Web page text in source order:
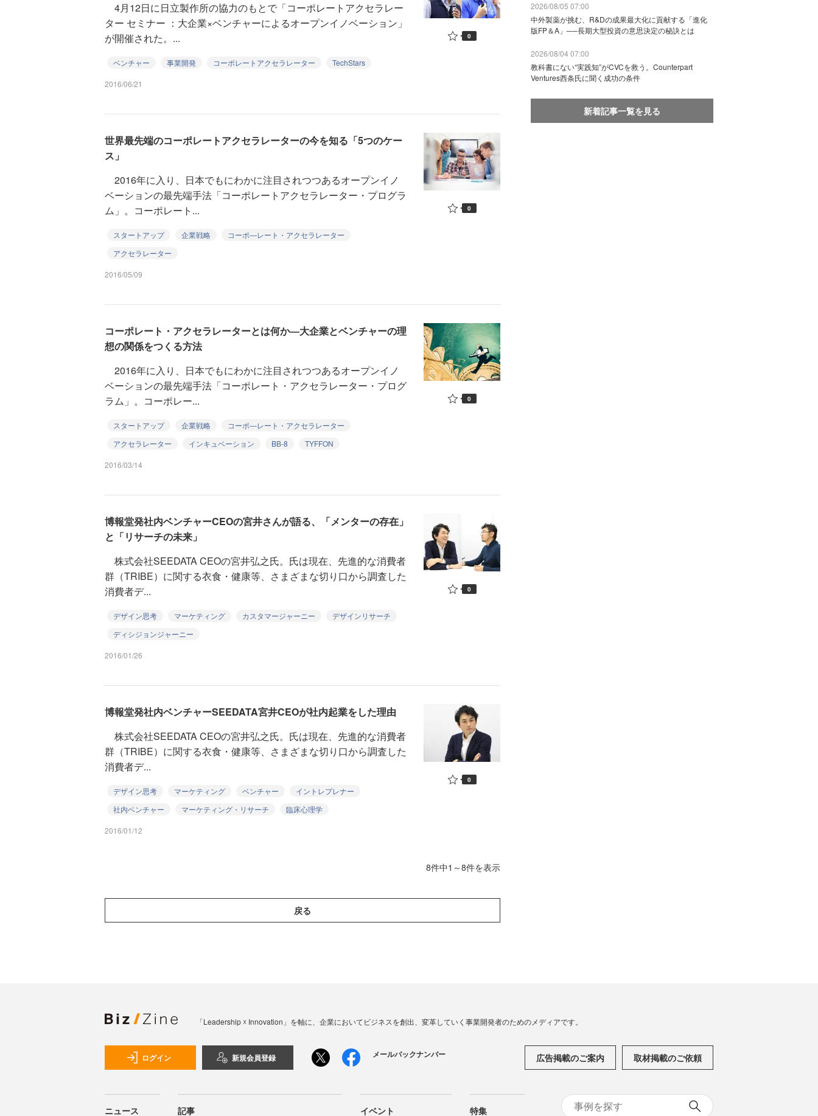
4月12日に日立製作所の協力のもとで「コーポレートアクセラレー
ター セミナー ：大企業×ベンチャーによるオープンイノベーション」
が開催された。...
ベンチャー 事業開発 コーポレートアクセラレーター TechStars
2016/06/21
0
世界最先端のコーポレートアクセラレーターの今を知る「5つのケー
ス」
2016年に入り、日本でもにわかに注目されつつあるオープンイノ
ベーションの最先端手法「コーポレートアクセラレーター・プログラ
ム」。コーポレート...
スタートアップ 企業戦略
コーポ―レート・アクセラレーター
アクセラレーター
2016/05/09
0
コーポレート・アクセラレーターとは何か―大企業とベンチャーの理
想の関係をつくる方法
2016年に入り、日本でもにわかに注目されつつあるオープンイノ
ベーションの最先端手法「コーポレート・アクセラレーター・プログ
ラム」。コーポレー...
スタートアップ 企業戦略
コーポ―レート・アクセラレーター
アクセラレーター
インキュベーション BB-8 TYFFON
2016/03/14
0
博報堂発社内ベンチャーCEOの宮井さんが語る、「メンターの存在」
と「リサーチの未来」
株式会社SEEDATA CEOの宮井弘之氏。氏は現在、先進的な消費者
群（TRIBE）に関する衣食・健康等、さまざまな切り口から調査した
消費者デ...
デザイン思考 マーケティング カスタマージャーニー
デザインリサーチ
ディシジョンジャーニー
2016/01/26
0
博報堂発社内ベンチャーSEEDATA宮井CEOが社内起業をした理由
株式会社SEEDATA CEOの宮井弘之氏。氏は現在、先進的な消費者
群（TRIBE）に関する衣食・健康等、さまざまな切り口から調査した
消費者デ...
デザイン思考 マーケティング ベンチャー
イントレプレナー
社内ベンチャー
マーケティング・リサーチ 臨床心理学
2016/01/12
0
8件中1～8件を表示
戻る
2026/08/05 07:00
中外製薬が挑む、R&Dの成果最大化に貢献する「進化
版FP＆A」──長期大型投資の意思決定の秘訣とは
2026/08/04 07:00
教科書にない“実践知”がCVCを救う。Counterpart
Ventures西条氏に聞く成功の条件
新着記事一覧を見る
「Leadership ☓ Innovation」を軸に、企業においてビジネスを創出、変革していく事業開発者のためのメディアです。
ログイン 新規会員登録 メールバックナンバー 広告掲載のご案内 取材掲載のご依頼
ニュース 記事 イベント 特集